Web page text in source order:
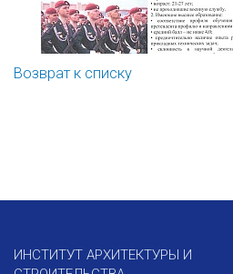
Возврат к списку
ИНСТИТУТ АРХИТЕКТУРЫ И